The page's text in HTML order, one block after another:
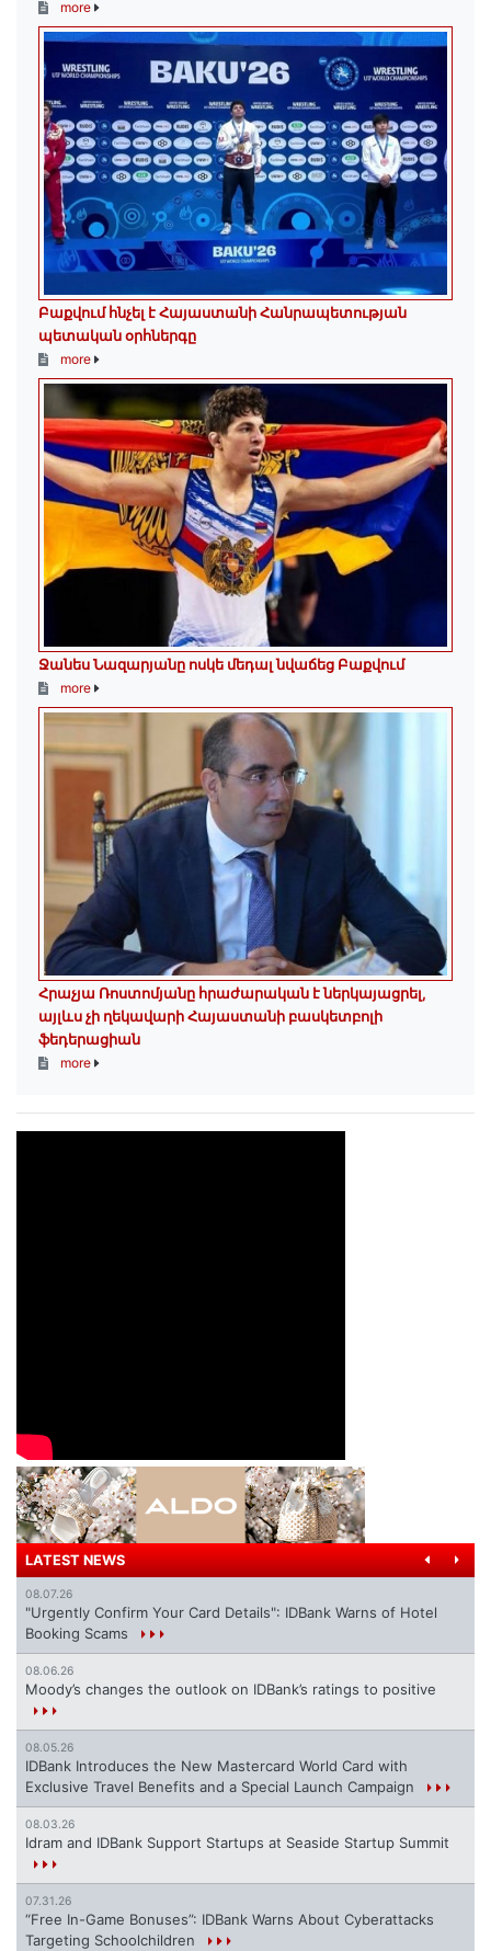
more
Բաքվում հնչել է Հայաստանի Հանրապետության
պետական օրհներգը
more
Ջանես Նազարյանը ոսկե մեդալ նվաճեց Բաքվում
more
Հրաչյա Ռոստոմյանը հրաժարական է ներկայացրել,
այլևս չի ղեկավարի Հայաստանի բասկետբոլի
ֆեդերացիան
more
LATEST NEWS
08.07.26
"Urgently Confirm Your Card Details": IDBank Warns of Hotel
Booking Scams
08.06.26
Moody’s changes the outlook on IDBank’s ratings to positive
08.05.26
IDBank Introduces the New Mastercard World Card with
Exclusive Travel Benefits and a Special Launch Campaign
08.03.26
Idram and IDBank Support Startups at Seaside Startup Summit
07.31.26
“Free In-Game Bonuses”: IDBank Warns About Cyberattacks
Targeting Schoolchildren